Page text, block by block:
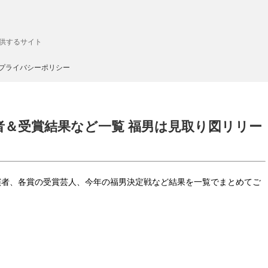
するサイト
ライバシーポリシー
受賞結果など一覧 福男は見取り図リリー
、各賞の受賞芸人、今年の福男決定戦など結果を一覧でまとめてご